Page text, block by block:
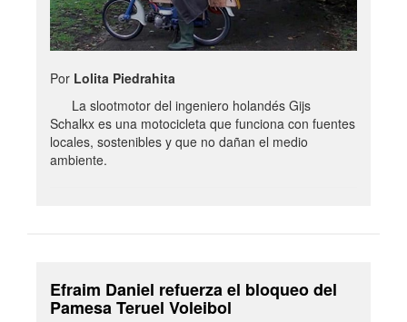
Por Lolita Piedrahita
La slootmotor del ingeniero holandés Gijs
Schalkx es una motocicleta que funciona con fuentes
locales, sostenibles y que no dañan el medio
ambiente.
Efraim Daniel refuerza el bloqueo del
Pamesa Teruel Voleibol